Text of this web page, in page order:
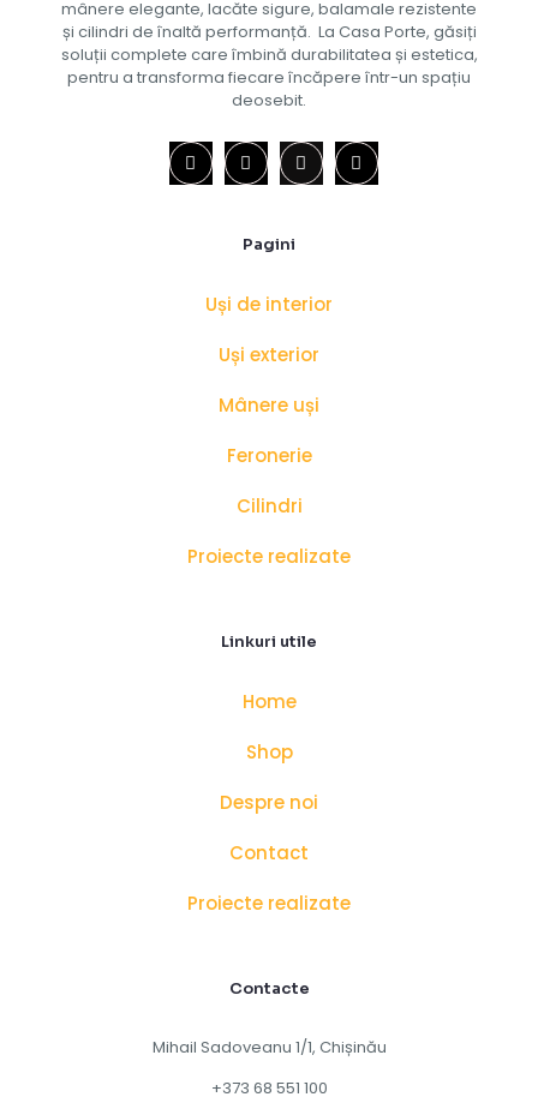
mânere elegante, lacăte sigure, balamale rezistente
și cilindri de înaltă performanță. La Casa Porte, găsiți
soluții complete care îmbină durabilitatea și estetica,
pentru a transforma fiecare încăpere într-un spațiu
deosebit.
Pagini
Uși de interior
Uși exterior
Mânere uși
Feronerie
Cilindri
Proiecte realizate
Linkuri utile
Home
Shop
Despre noi
Contact
Proiecte realizate
Contacte
Mihail Sadoveanu 1/1, Chișinău
+373 68 551 100